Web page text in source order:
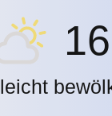
leicht